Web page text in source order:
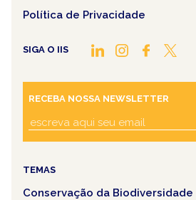
Política de Privacidade
SIGA O IIS
RECEBA NOSSA NEWSLETTER
TEMAS
Conservação da Biodiversidade